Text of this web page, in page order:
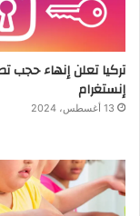
تركيا تعلن إنهاء حجب
إنستغرام
13 أغسطس، 2024